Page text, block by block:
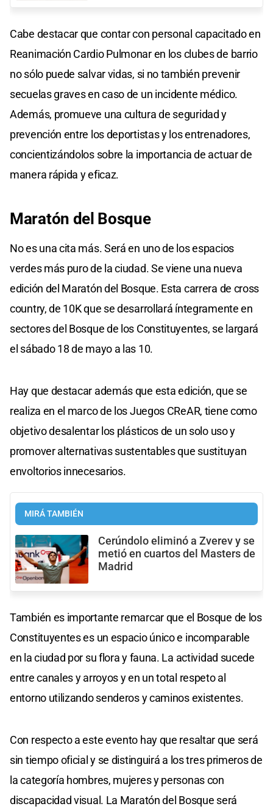
Cabe destacar que contar con personal capacitado en
Reanimación Cardio Pulmonar en los clubes de barrio
no sólo puede salvar vidas, si no también prevenir
secuelas graves en caso de un incidente médico.
Además, promueve una cultura de seguridad y
prevención entre los deportistas y los entrenadores,
concientizándolos sobre la importancia de actuar de
manera rápida y eficaz.
Maratón del Bosque
No es una cita más. Será en uno de los espacios
verdes más puro de la ciudad. Se viene una nueva
edición del Maratón del Bosque. Esta carrera de cross
country, de 10K que se desarrollará íntegramente en
sectores del Bosque de los Constituyentes, se largará
el sábado 18 de mayo a las 10.
Hay que destacar además que esta edición, que se
realiza en el marco de los Juegos CReAR, tiene como
objetivo desalentar los plásticos de un solo uso y
promover alternativas sustentables que sustituyan
envoltorios innecesarios.
MIRÁ TAMBIÉN
Cerúndolo eliminó a Zverev y se
metió en cuartos del Masters de
Madrid
También es importante remarcar que el Bosque de los
Constituyentes es un espacio único e incomparable
en la ciudad por su flora y fauna. La actividad sucede
entre canales y arroyos y en un total respeto al
entorno utilizando senderos y caminos existentes.
Con respecto a este evento hay que resaltar que será
sin tiempo oficial y se distinguirá a los tres primeros de
la categoría hombres, mujeres y personas con
discapacidad visual. La Maratón del Bosque será